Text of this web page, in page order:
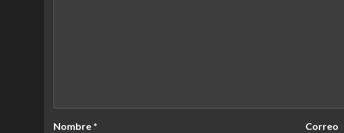
Nombre *
Correo